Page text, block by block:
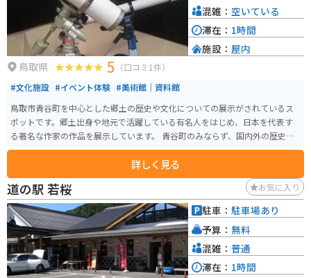
鳥取県 5 （口コミ1件）
#文化施設 #イベント体験 #美術館｜資料館
鳥取市青谷町を中心とした郷土の歴史や文化についての展示がされているス
ポットです。郷土出身や地元で活躍している有名人をはじめ、日本を代表す
る著名な作家の作品を展示しています。 青谷町のみならず、国内外の歴史・
文化などを紹介する企画展などもされています。 山陰海岸ジオパーク展示コ
ーナーでは、鳥取県青谷町から京丹後市までの見どころや、鳴り砂、因州和
紙の魅力なども紹介されており、歴史や文化に興味がある人にオススメで
す。
詳しく見る
混雑： 空いている
滞在： 1時間
施設： 屋内
道の駅 若桜 お気に入り
駐車： 駐車場あり
予算： 無料
混雑： 普通
滞在： 1時間